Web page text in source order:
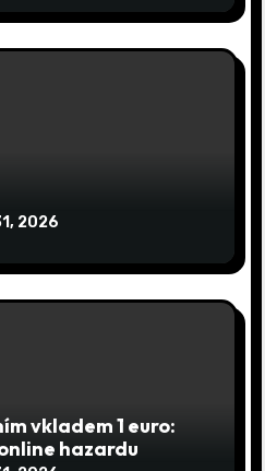
2026
vkladem 1 euro:
hazardu